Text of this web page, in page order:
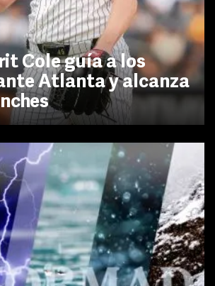
Cole guía a los
Atlanta y alcanza